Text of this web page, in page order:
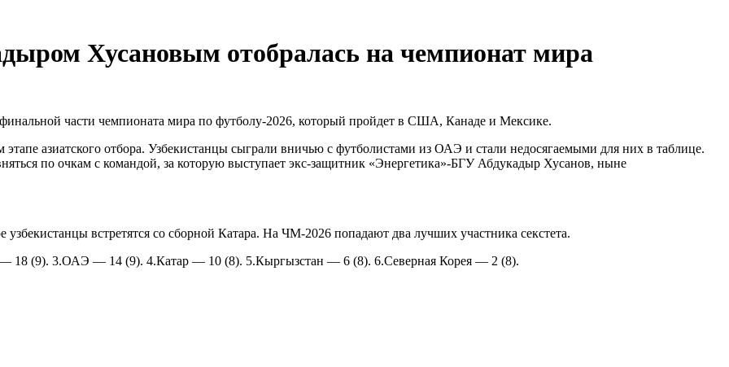
Хусановым отобралась на чемпионат мира
финальной части чемпионата мира по футболу-2026, который пройдет в США, Канаде и Мексике.
этапе азиатского отбора. Узбекистанцы сыграли вничью с футболистами из ОАЭ и стали недосягаемыми для них в таблице.
по очкам с командой, за которую выступает экс-защитник «Энергетика»-БГУ Абдукадыр Хусанов, ныне
встретятся со сборной Катара. На ЧМ-2026 попадают два лучших участника секстета.
18 (9). 3.ОАЭ — 14 (9). 4.Катар — 10 (8). 5.Кыргызстан — 6 (8). 6.Северная Корея — 2 (8).